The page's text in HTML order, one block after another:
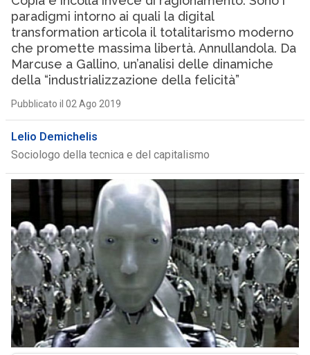
paradigmi intorno ai quali la digital
transformation articola il totalitarismo moderno
che promette massima libertà. Annullandola. Da
Marcuse a Gallino, un’analisi delle dinamiche
della “industrializzazione della felicità”
Pubblicato il 02 Ago 2019
Lelio Demichelis
Sociologo della tecnica e del capitalismo